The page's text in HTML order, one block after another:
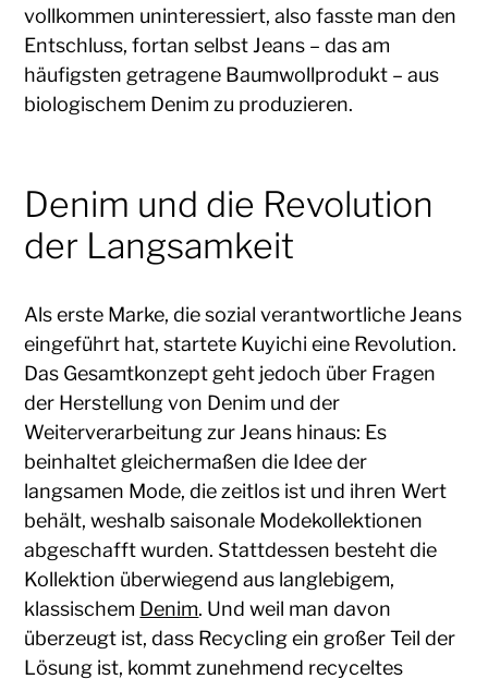
vollkommen uninteressiert, also fasste man den
Entschluss, fortan selbst Jeans – das am
häufigsten getragene Baumwollprodukt – aus
biologischem Denim zu produzieren.
Denim und die Revolution
der Langsamkeit
Als erste Marke, die sozial verantwortliche Jeans
eingeführt hat, startete Kuyichi eine Revolution.
Das Gesamtkonzept geht jedoch über Fragen
der Herstellung von Denim und der
Weiterverarbeitung zur Jeans hinaus: Es
beinhaltet gleichermaßen die Idee der
langsamen Mode, die zeitlos ist und ihren Wert
behält, weshalb saisonale Modekollektionen
abgeschafft wurden. Stattdessen besteht die
Kollektion überwiegend aus langlebigem,
klassischem Denim. Und weil man davon
überzeugt ist, dass Recycling ein großer Teil der
Lösung ist, kommt zunehmend recyceltes